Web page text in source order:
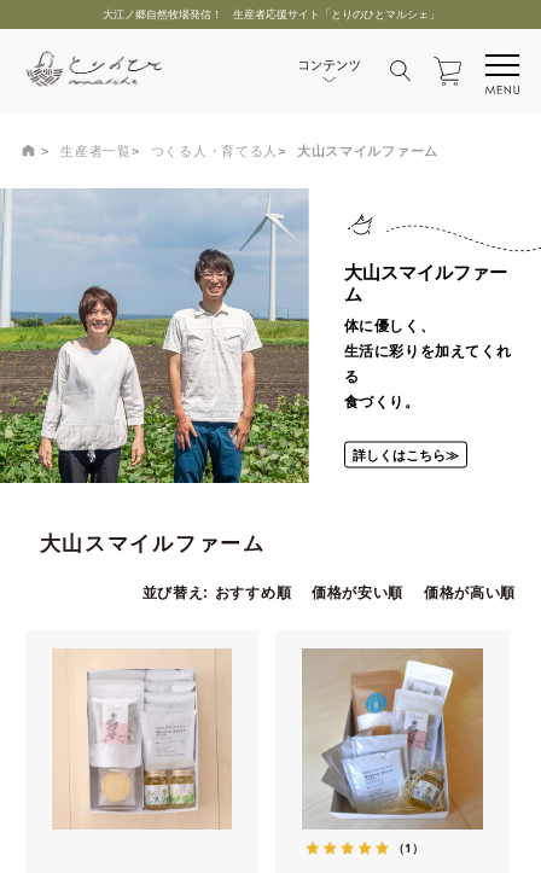
大江ノ郷自然牧場発信！ 生産者応援サイト「とりのひとマルシェ」
生産者一覧 つくる人・育てる人 大山スマイルファーム
大山スマイルファー
ム
体に優しく、
生活に彩りを加えてくれ
る
食づくり。
詳しくはこちら≫
大山スマイルファーム
並び替え おすすめ順 価格が安い順 価格が高い順
（1）